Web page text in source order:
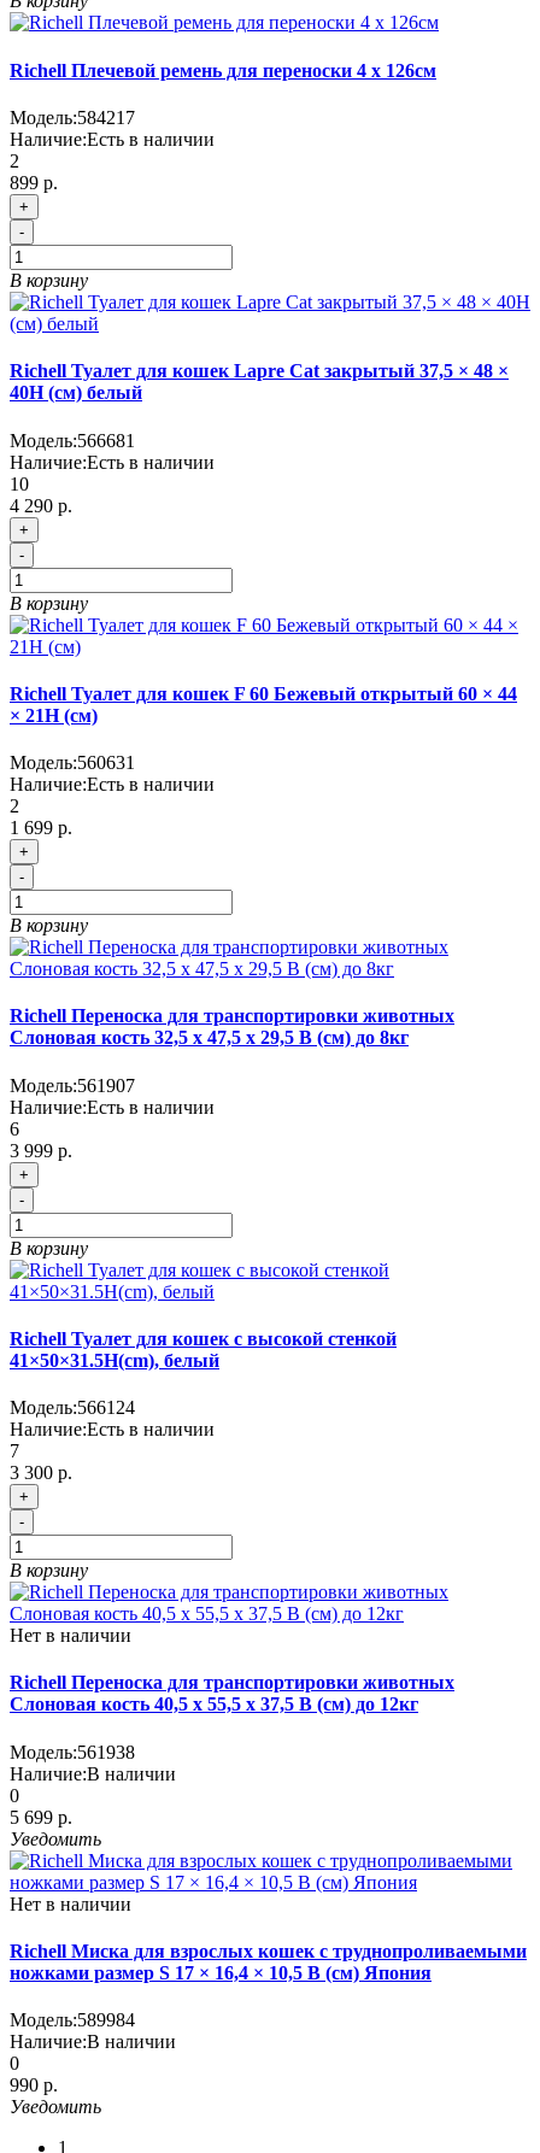
Richell Плечевой ремень для переноски 4 х 126см
Модель:584217
Наличие:Есть в наличии
2
899 р.
+
-
В корзину
Richell Туалет для кошек Lapre Cat закрытый 37,5 × 48 ×
40H (см) белый
Модель:566681
Наличие:Есть в наличии
10
4 290 р.
+
-
В корзину
Richell Туалет для кошек F 60 Бежевый открытый 60 × 44
× 21Н (см)
Модель:560631
Наличие:Есть в наличии
2
1 699 р.
+
-
В корзину
Richell Переноска для транспортировки животных
Слоновая кость 32,5 x 47,5 x 29,5 В (см) до 8кг
Модель:561907
Наличие:Есть в наличии
6
3 999 р.
+
-
В корзину
Richell Туалет для кошек с высокой стенкой
41×50×31.5H(cm), белый
Модель:566124
Наличие:Есть в наличии
7
3 300 р.
+
-
В корзину
Нет в наличии
Richell Переноска для транспортировки животных
Слоновая кость 40,5 x 55,5 x 37,5 В (см) до 12кг
Модель:561938
Наличие:В наличии
0
5 699 р.
Уведомить
Нет в наличии
Richell Миска для взрослых кошек с труднопроливаемыми
ножками размер S 17 × 16,4 × 10,5 В (см) Япония
Модель:589984
Наличие:В наличии
0
990 р.
Уведомить
1